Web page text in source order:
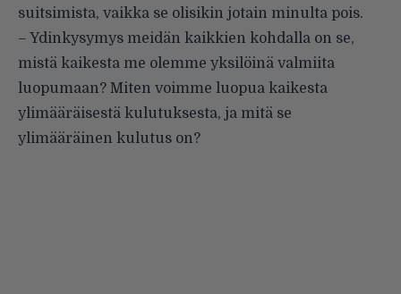
suitsimista, vaikka se olisikin jotain minulta pois.
– Ydinkysymys meidän kaikkien kohdalla on se,
mistä kaikesta me olemme yksilöinä valmiita
luopumaan? Miten voimme luopua kaikesta
ylimääräisestä kulutuksesta, ja mitä se
ylimääräinen kulutus on?